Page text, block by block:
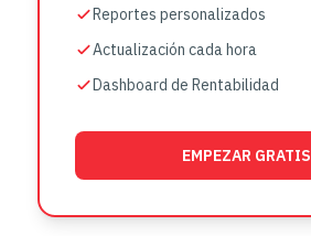
Reportes personalizados
Actualización cada hora
Dashboard de Rentabilidad
EMPEZAR GRATIS